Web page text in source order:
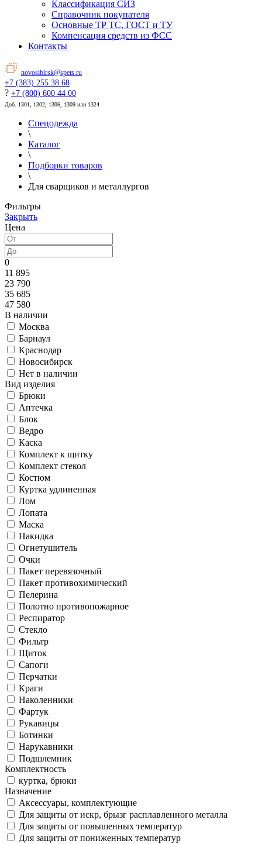
Классификация СИЗ
Справочник покупателя
Основные ТР ТС, ГОСТ и ТУ
Компенсация средств из ФСС
Контакты
novosibirsk@spets.ru
+7 (383) 255 38 68
? +7 (800) 600 44 00
Доб. 1301, 1302, 1306, 1309 или 1324
Спецодежда
\
Каталог
\
Подборки товаров
\
Для сварщиков и металлургов
Фильтры
Закрыть
Цена
0
11 895
23 790
35 685
47 580
В наличии
Москва
Барнаул
Краснодар
Новосибирск
Нет в наличии
Вид изделия
Брюки
Аптечка
Блок
Ведро
Каска
Комплект к щитку
Комплект стекол
Костюм
Куртка удлиненная
Лом
Лопата
Маска
Накидка
Огнетушитель
Очки
Пакет перевязочный
Пакет противохимический
Пелерина
Полотно противопожарное
Респиратор
Стекло
Фильтр
Щиток
Сапоги
Перчатки
Краги
Наколенники
Фартук
Рукавицы
Ботинки
Нарукавники
Подшлемник
Комплектность
куртка, брюки
Назначение
Аксессуары, комплектующие
Для защиты от искр, брызг расплавленного металла
Для защиты от повышенных температур
Для защиты от пониженных температур